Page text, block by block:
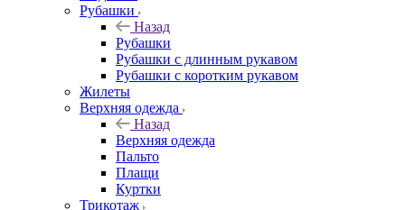
Рубашки
Назад
Рубашки
Рубашки с длинным рукавом
Рубашки с коротким рукавом
Жилеты
Верхняя одежда
Назад
Верхняя одежда
Пальто
Плащи
Куртки
Трикотаж